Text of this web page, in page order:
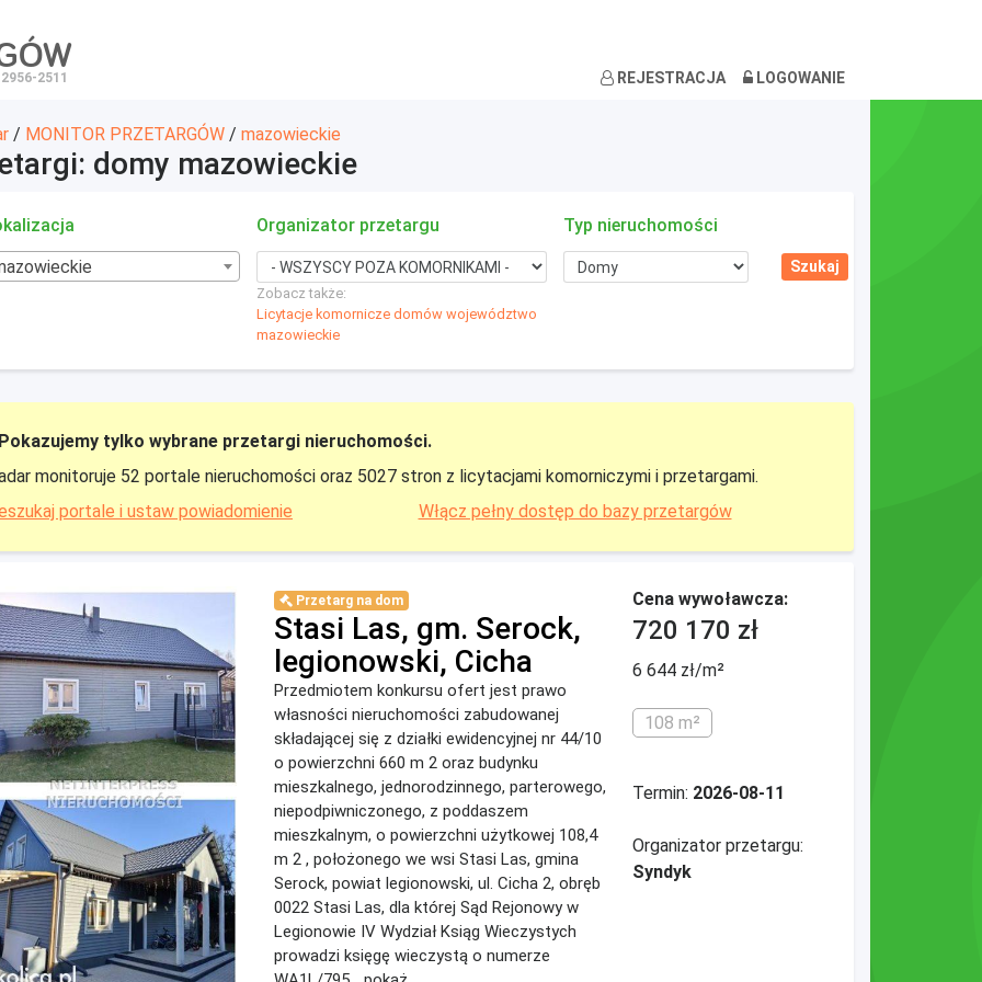
2511 REJESTRACJA LOGOWANIE
/ MONITOR PRZETARGÓW / mazowieckie
domy mazowieckie
Organizator przetargu
Zobacz także:
Licytacje komornicze domów województwo
mazowieckie
Typ nieruchomości
tylko wybrane przetargi nieruchomości.
monitoruje 52 portale nieruchomości oraz 5027 stron z licytacjami komorniczymi i przetargami.
portale i ustaw powiadomienie
Włącz pełny dostęp do bazy przetargów
Przetarg na dom
Stasi Las, gm. Serock,
legionowski, Cicha
Przedmiotem konkursu ofert jest prawo
własności nieruchomości zabudowanej
składającej się z działki ewidencyjnej nr 44/10
o powierzchni 660 m 2 oraz budynku
mieszkalnego, jednorodzinnego, parterowego,
niepodpiwniczonego, z poddaszem
mieszkalnym, o powierzchni użytkowej 108,4
m 2 , położonego we wsi Stasi Las, gmina
Serock, powiat legionowski, ul. Cicha 2, obręb
0022 Stasi Las, dla której Sąd Rejonowy w
Legionowie IV Wydział Ksiąg Wieczystych
prowadzi księgę wieczystą o numerze
Cena wywoławcza:
720 170 zł
6 644 zł/m²
108 m²
Termin: 2026-08-11
Organizator przetargu:
Syndyk